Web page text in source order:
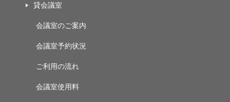
貸会議室
会議室のご案内
会議室予約状況
ご利用の流れ
会議室使用料